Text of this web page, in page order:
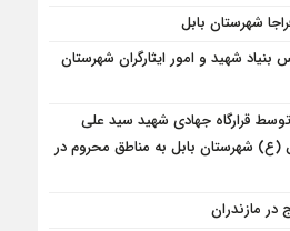
شهرستان بابل
بنیاد شهید و امور ایثارگران شهرستان
توسط قرارگاه جهادی شهید سید علی
شهرستان بابل به مناطق محروم در
مازندران